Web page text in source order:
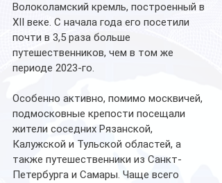
Волоколамский кремль, построенный в
XII веке. С начала года его посетили
почти в 3,5 раза больше
путешественников, чем в том же
периоде 2023-го.
Особенно активно, помимо москвичей,
подмосковные крепости посещали
жители соседних Рязанской,
Калужской и Тульской областей, а
также путешественники из Санкт-
Петербурга и Самары. Чаще всего